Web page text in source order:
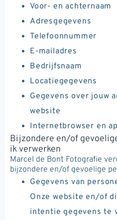
Voor- en achternaam
Adresgegevens
Telefoonnummer
E-mailadres
Bedrijfsnaam
Locatiegegevens
Gegevens over jouw
website
Internetbrowser en
Bijzondere en/of
ik verwerken
Marcel de Bont Fotografie
bijzondere en/of gevoelige
Gegevens van
Onze website en/of
intentie gegevens te